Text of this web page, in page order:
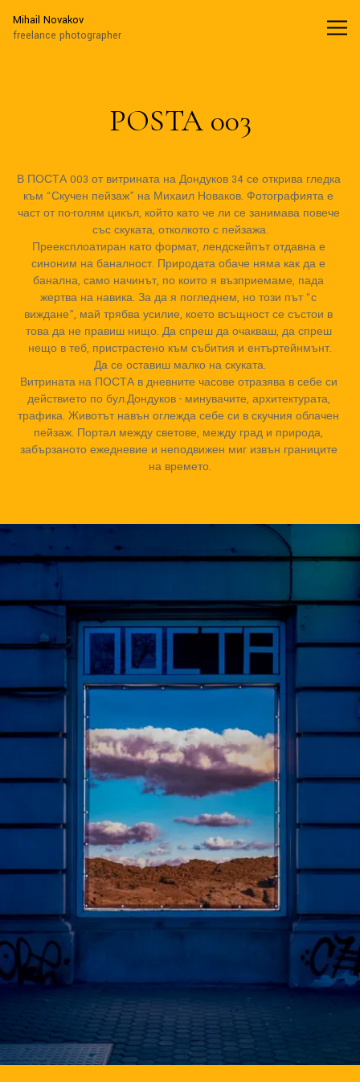
Mihail Novakov
freelance photographer
POSTA 003
В ПОСТА 003 от витрината на Дондуков 34 се открива гледка
към “Скучен пейзаж” на Михаил Новаков. Фотографията е
част от по-голям цикъл, който като че ли се занимава повече
със скуката, отколкото с пейзажа.
Преексплоатиран като формат, лендскейпът отдавна е
синоним на баналност. Природата обаче няма как да е
банална, само начинът, по които я възприемаме, пада
жертва на навика. За да я погледнем, но този път “с
виждане”, май трябва усилие, което всъщност се състои в
това да не правиш нищо. Да спреш да очакваш, да спреш
нещо в теб, пристрастено към събития и ентъртейнмънт.
Да се оставиш малко на скуката.
Витрината на ПОСТА в дневните часове отразява в себе си
действието по бул.Дондуков - минувачите, архитектурата,
трафика. Животът навън оглежда себе си в скучния облачен
пейзаж. Портал между светове, между град и природа,
забързаното ежедневие и неподвижен миг извън границите
на времето.